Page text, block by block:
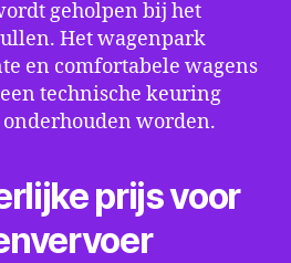
geholpen bij het
Het wagenpark
en comfortabele wagens
technische keuring
worden.
prijs voor